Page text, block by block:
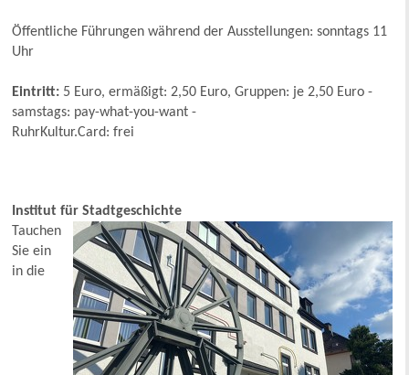
Öffentliche Führungen während der Ausstellungen: sonntags 11
Uhr
Eintritt: 5 Euro, ermäßigt: 2,50 Euro, Gruppen: je 2,50 Euro -
samstags: pay-what-you-want -
RuhrKultur.Card: frei
Institut für Stadtgeschichte
Tauchen
Sie ein
in die